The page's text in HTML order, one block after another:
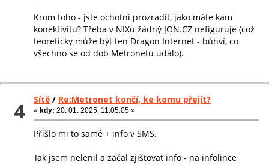
Krom toho - jste ochotni prozradit, jako máte kam
konektivitu? Třeba v NIXu žádný JON.CZ nefiguruje (což
teoreticky může být ten Dragon Internet - bůhví, co
všechno se od dob Metronetu událo).
4 Sítě / Re:Metronet končí, ke komu přejít?
« kdy: 20. 01. 2025, 11:05:05 »
Přišlo mi to samé + info v SMS.
Tak jsem nelenil a začal zjišťovat info - na infolince